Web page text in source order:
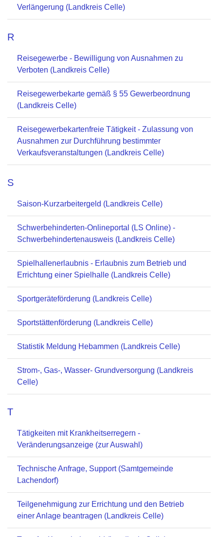
Verlängerung (Landkreis Celle)
R
Reisegewerbe - Bewilligung von Ausnahmen zu
Verboten (Landkreis Celle)
Reisegewerbekarte gemäß § 55 Gewerbeordnung
(Landkreis Celle)
Reisegewerbekartenfreie Tätigkeit - Zulassung von
Ausnahmen zur Durchführung bestimmter
Verkaufsveranstaltungen (Landkreis Celle)
S
Saison-Kurzarbeitergeld (Landkreis Celle)
Schwerbehinderten-Onlineportal (LS Online) -
Schwerbehindertenausweis (Landkreis Celle)
Spielhallenerlaubnis - Erlaubnis zum Betrieb und
Errichtung einer Spielhalle (Landkreis Celle)
Sportgeräteförderung (Landkreis Celle)
Sportstättenförderung (Landkreis Celle)
Statistik Meldung Hebammen (Landkreis Celle)
Strom-, Gas-, Wasser- Grundversorgung (Landkreis
Celle)
T
Tätigkeiten mit Krankheitserregern -
Veränderungsanzeige (zur Auswahl)
Technische Anfrage, Support (Samtgemeinde
Lachendorf)
Teilgenehmigung zur Errichtung und den Betrieb
einer Anlage beantragen (Landkreis Celle)